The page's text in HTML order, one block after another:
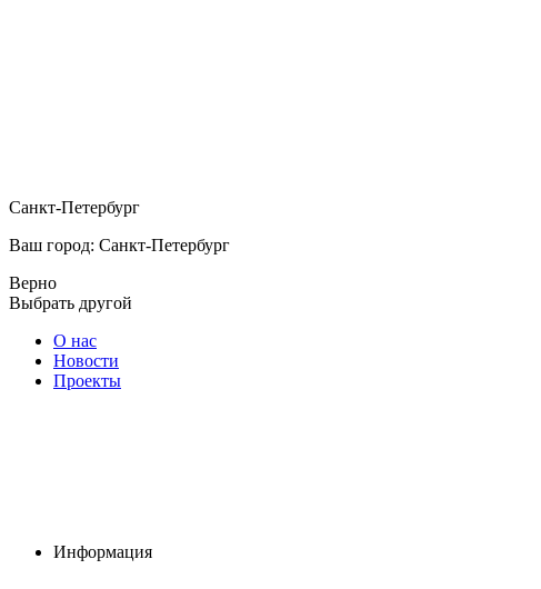
Санкт-Петербург
Ваш город: Санкт-Петербург
Верно
Выбрать другой
О нас
Новости
Проекты
Информация